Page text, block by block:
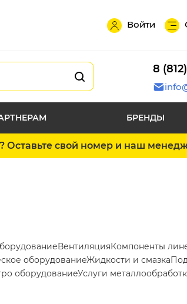
Войти
8
БРЕНДЫ
Оставьте свой номер и наш
ВентиляцияКомпоненты
оборудованиеЖидкости и смазка
оборудованиеУслуги